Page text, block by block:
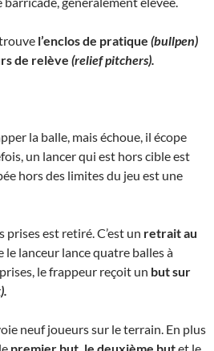
l’enclos de pratique (bullpen)
de relève (relief pitchers).
la balle, mais échoue, il écope
un lancer qui est hors cible est
hors des limites du jeu est une
est retiré. C’est un retrait au
le lanceur lance quatre balles à
le frappeur reçoit un but sur
neuf joueurs sur le terrain. En plus